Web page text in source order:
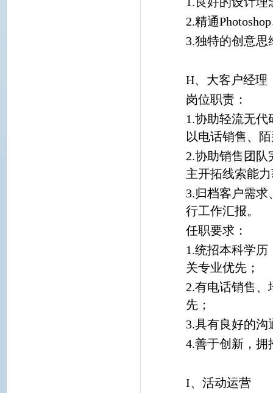
2.精通
3.独特的创意
H、大客户经理
岗位职责：
1.协助轻流无代
以电话销售、
2.协助销售团
主开拓线索能
3.归档客户需
行工作汇报。
任职要求：
1.统招本科学
关专业优先；
2.有电话销售、
先；
3.具有良好的
4.善于创新，拥
I、活动运营